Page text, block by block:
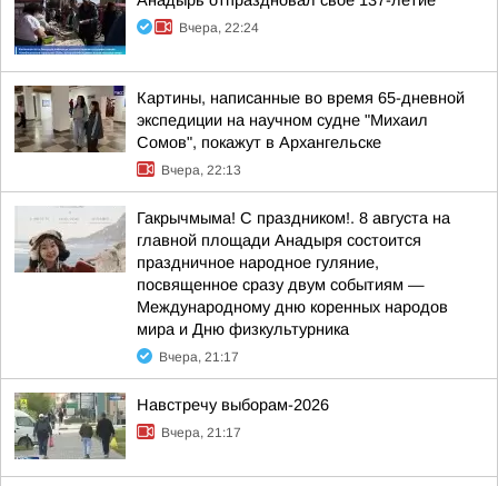
Вчера, 22:24
Картины, написанные во время 65-дневной
экспедиции на научном судне "Михаил
Сомов", покажут в Архангельске
Вчера, 22:13
Гакрычмыма! С праздником!. 8 августа на
главной площади Анадыря состоится
праздничное народное гуляние,
посвященное сразу двум событиям —
Международному дню коренных народов
мира и Дню физкультурника
Вчера, 21:17
Навстречу выборам-2026
Вчера, 21:17